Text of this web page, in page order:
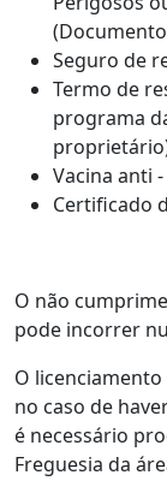
Seguro de
Termo de
programa
Vacina anti
Certificado
O não
pode incorrer
O
no caso de
é necessário
Freguesia da